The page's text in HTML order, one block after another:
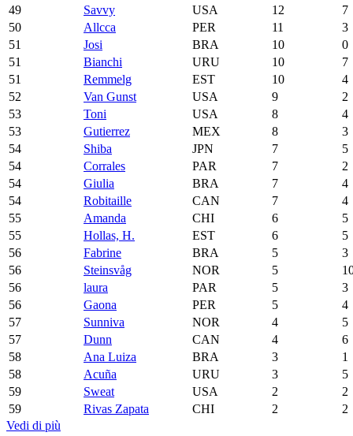
49
Savvy USA 12
7
50
Allcca PER 11
3
51
Josi BRA 10
0
51
Bianchi URU 10
7
51
Remmelg EST 10
4
52
Van Gunst USA 9
2
53
Toni USA 8
4
53
Gutierrez MEX 8
3
54
Shiba JPN 7
5
54
Corrales PAR 7
2
54
Giulia BRA 7
4
54
Robitaille CAN 7
4
55
Amanda CHI 6
5
55
Hollas, H. EST 6
5
56
Fabrine BRA 5
3
56
Steinsvåg NOR 5
56
laura PAR 5
3
56
Gaona PER 5
4
57
Sunniva NOR 4
5
57
Dunn CAN 4
6
58
Ana Luiza BRA 3
1
58
Acuña URU 3
5
59
Sweat USA 2
2
59
Rivas Zapata CHI 2
2
Vedi di più